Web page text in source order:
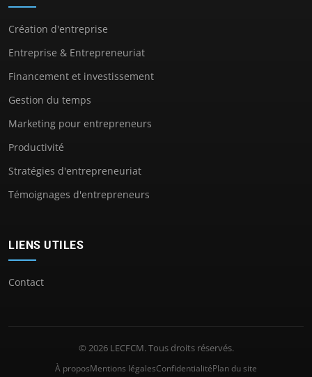
Création d'entreprise
Entreprise & Entrepreneuriat
Financement et investissement
Gestion du temps
Marketing pour entrepreneurs
Productivité
Stratégies d'entrepreneuriat
Témoignages d'entrepreneurs
LIENS UTILES
Contact
© 2026 LECFCM. Tous droits réservés.
À proposMentions légalesConfidentialitéPlan du site